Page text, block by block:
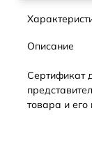
Описание
Сертификат
товара и его